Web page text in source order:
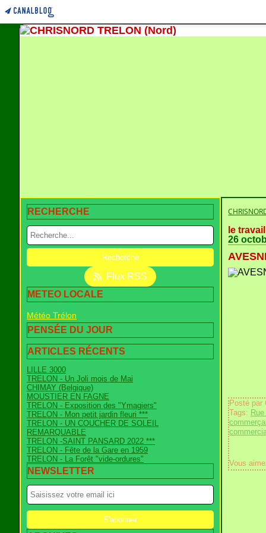
RECHERCHE
Flux RSS
METEO LOCALE
Météo Trélon
PENSÉE DU JOUR
ARTICLES RÉCENTS
LILLE 3000
TRELON - Un Joli mois de Mai
CHIMAY (Belgique)
MOUSTIER EN FAGNE
TRELON - Exposition des "Ymagiers"
TRELON - Mon petit jardin fleuri ***
TRELON - UN COUCHER DE SOLEIL
REMARQUABLE
TRELON -SAINT PANSARD 2022 ***
TRELON - Fête de la Gare en 1959
TRELON - La Forêt "vide-ordures"
NEWSLETTER
le
26
Posté par
Tags:
Vous